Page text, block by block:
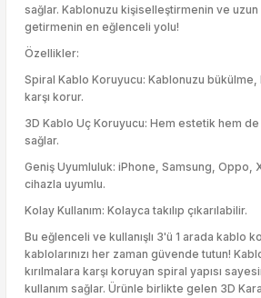
sağlar. Kablonuzu kişiselleştirmenin ve uzun
getirmenin en eğlenceli yolu!
Özellikler:
Spiral Kablo Koruyucu: Kablonuzu bükülme,
karşı korur.
3D Kablo Uç Koruyucu: Hem estetik hem
sağlar.
Geniş Uyumluluk: iPhone, Samsung, Oppo,
cihazla uyumlu.
Kolay Kullanım: Kolayca takılıp çıkarılabilir.
Bu eğlenceli ve kullanışlı 3'ü 1 arada kablo
kablolarınızı her zaman güvende tutun!
kırılmalara karşı koruyan spiral yapısı
kullanım sağlar. Ürünle birlikte gelen 3D